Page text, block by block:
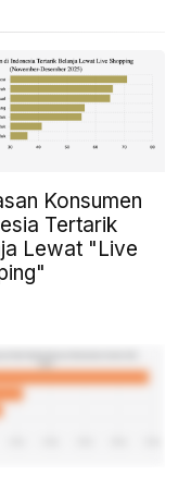
Konsumen
Tertarik
Lewat "Live